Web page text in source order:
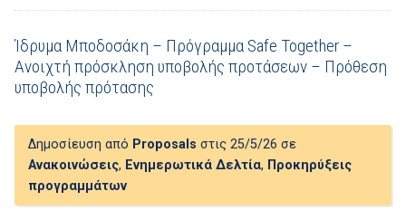
Ίδρυμα Μποδοσάκη – Πρόγραμμα Safe Together –
Ανοιχτή πρόσκληση υποβολής προτάσεων – Πρόθεση
υποβολής πρότασης
Δημοσίευση από Proposals στις 25/5/26 σε
Ανακοινώσεις, Ενημερωτικά Δελτία, Προκηρύξεις
προγραμμάτων